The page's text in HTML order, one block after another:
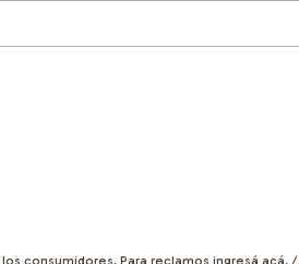
consumidores. Para reclamos ingresá acá. /